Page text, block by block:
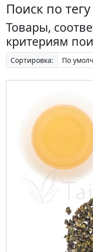
Поиск по
Товары,
критериям
Сортировка: